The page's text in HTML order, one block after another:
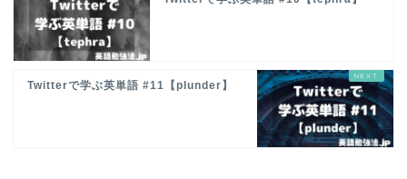
Twitterで学ぶ英単語 #11【plunder】